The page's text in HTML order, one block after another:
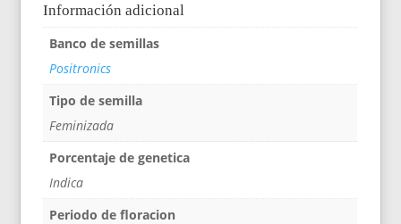
Información adicional
Banco de semillas
Positronics
Tipo de semilla
Feminizada
Porcentaje de genetica
Indica
Periodo de floracion